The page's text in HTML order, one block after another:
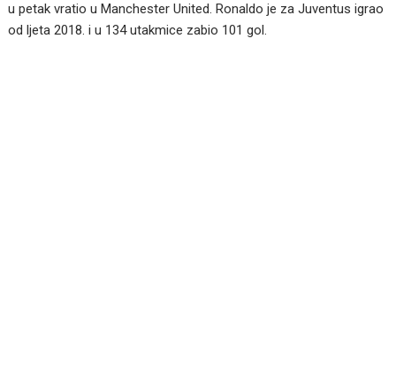
u petak vratio u Manchester United. Ronaldo je za Juventus igrao
od ljeta 2018. i u 134 utakmice zabio 101 gol.